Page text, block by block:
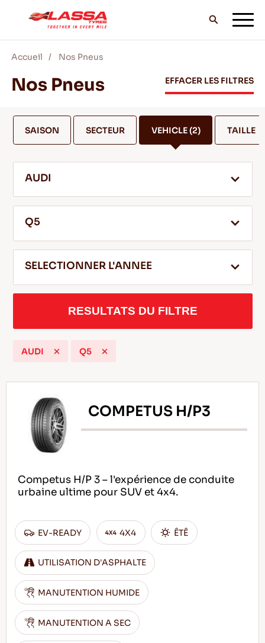
TOUS LES PNEUS LASSA
BLOG & VIDEOS
SERVICE & AIDE
Conseils pour conduire dans la neige
LIRE LA SUITE
Accueil Nos Pneus
Nos Pneus EFFACER LES FILTRES
SAISON SECTEUR VEHICLE(2) TAILLE
AUDI
Q5
SELECTIONNER L'ANNEE
RESULTATS DU FILTRE
AUDI Q5
COMPETUS H/P3
Competus H/P 3 – l'expérience de conduite
urbaine ultime pour SUV et 4x4.
EV-READY 4X4 ÊTÊ
UTILISATION D'ASPHALTE
MANUTENTION HUMIDE
MANUTENTION A SEC